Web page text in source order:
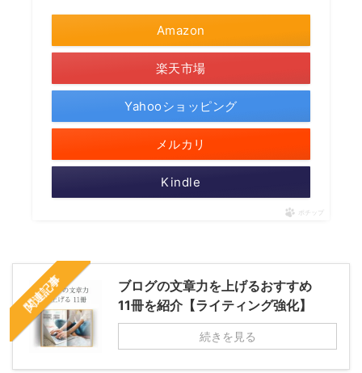
Amazon
楽天市場
Yahooショッピング
メルカリ
Kindle
ポチップ
関連記事
ブログの文章力を上げるおすすめ
11冊を紹介【ライティング強化】
続きを見る